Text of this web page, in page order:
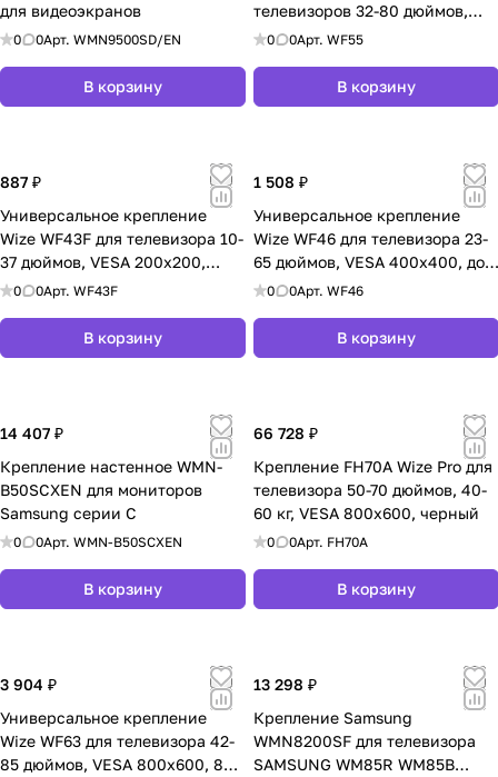
для видеоэкранов
0 0Арт. WMN9500SD/EN
В корзину
телевизоров 32-80 дюймов,
VESA до 600x400, нагрузка 50
0 0Арт. WF55
В корзину
887 ₽
Универсальное крепление
Wize WF43F для телевизора 10-
37 дюймов, VESA 200x200,
черное
0 0Арт. WF43F
В корзину
1 508 ₽
Универсальное крепление
Wize WF46 для телевизора 23-
65 дюймов, VESA 400x400, до
45 кг, черное
0 0Арт. WF46
В корзину
14 407 ₽
Крепление настенное WMN-
B50SCXEN для мониторов
Samsung серии C
0 0Арт. WMN-B50SCXEN
В корзину
66 728 ₽
Крепление FH70A Wize Pro для
телевизора 50-70 дюймов, 40-
60 кг, VESA 800x600, черный
0 0Арт. FH70A
В корзину
3 904 ₽
Универсальное крепление
Wize WF63 для телевизора 42-
85 дюймов, VESA 800x600, 80
13 298 ₽
Крепление Samsung
WMN8200SF для телевизора
SAMSUNG WM85R WM85B